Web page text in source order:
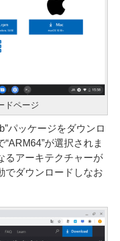
ドページ
パッケージをダウンロ
が選択されま
るアーキテクチャーが
でダウンロードしなお